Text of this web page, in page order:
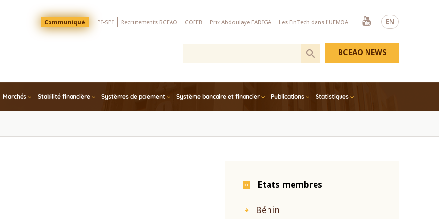
EN
Menu
Top
Communiqué PI-SPI Recrutements BCEAO COFEB Prix Abdoulaye FADIGA Les FinTech dans l'UEMOA
Youtube
Marchés Stabilité financière Systèmes de paiement Système bancaire et financier Publications Statistiques
BCEAO NEWS
Etats membres
Bénin